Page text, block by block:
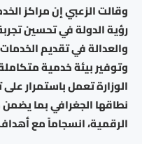
وقالت الزعبي إن مراكز
رؤية الدولة في تحسين
والعدالة في تقديم
وتوفير بيئة خدمية
الوزارة تعمل باستمرار
نطاقها الجغرافي بما
الرقمية، انسجاماً مع